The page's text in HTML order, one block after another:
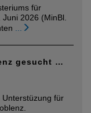
für
2026 (MinBl.
gesucht …
Unterstüzung für